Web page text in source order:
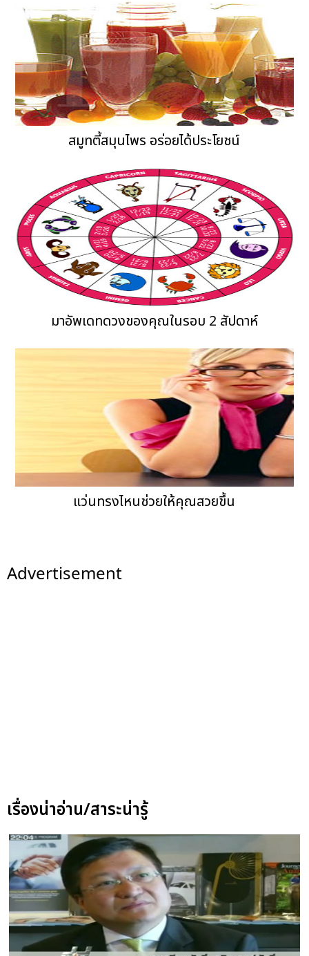
สมูทตี้สมุนไพร อร่อยได้ประโยชน์
มาอัพเดทดวงของคุณในรอบ 2 สัปดาห์
แว่นทรงไหนช่วยให้คุณสวยขึ้น
Advertisement
เรื่องน่าอ่าน/สาระน่ารู้